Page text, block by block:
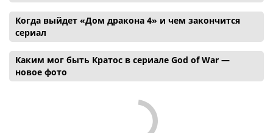
Когда выйдет «Дом дракона 4» и чем закончится
сериал
Каким мог быть Кратос в сериале God of War —
новое фото